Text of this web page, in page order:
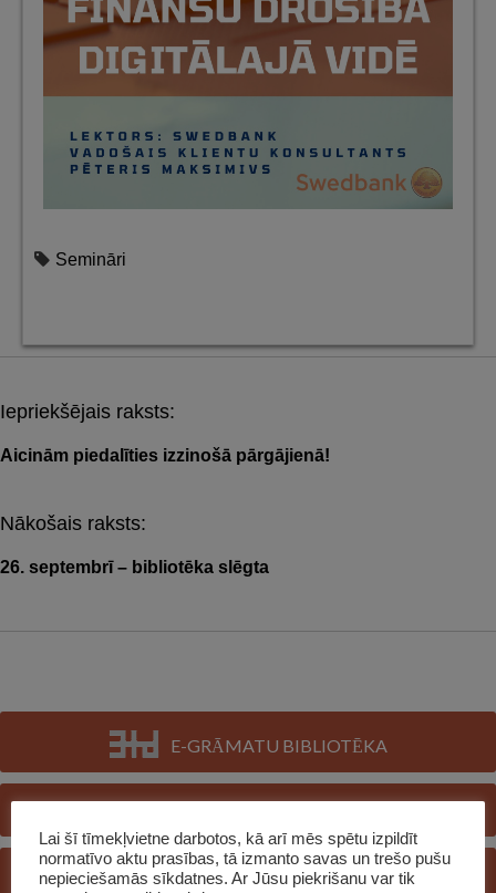
Semināri
Post
navigation
Iepriekšējais raksts:
Aicinām piedalīties izzinošā pārgājienā!
Nākošais raksts:
26. septembrī – bibliotēka slēgta
E-GRĀMATU BIBLIOTĒKA
REĢISTRĒTIES BIBLIOTĒKĀ
Lai šī tīmekļvietne darbotos, kā arī mēs spētu izpildīt
normatīvo aktu prasības, tā izmanto savas un trešo pušu
nepieciešamās sīkdatnes. Ar Jūsu piekrišanu var tik